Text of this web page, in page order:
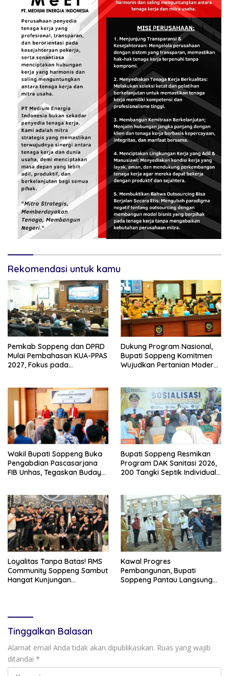
Rekomendasi untuk kamu
Pemkab Soppeng dan DPRD
Mulai Pembahasan KUA-PPAS
2027, Fokus pada
Dukung Program Nasional,
Bupati Soppeng Komitmen
Wujudkan Pertanian Modern
Wakil Bupati Soppeng Buka
Pengabdian Pascasarjana
FIB Unhas, Tegaskan Budaya
Bupati Soppeng Resmikan
Program DAK Sanitasi 2026,
200 Tangki Septik Individual
Loyalitas Tanpa Batas! RMS
Community Soppeng Sambut
Hangat Kunjungan
Kawal Progres
Pembangunan, Bupati
Soppeng Pantau Langsung
Tinggalkan Balasan
Alamat email Anda tidak akan dipublikasikan. Ruas yang wajib
ditandai *